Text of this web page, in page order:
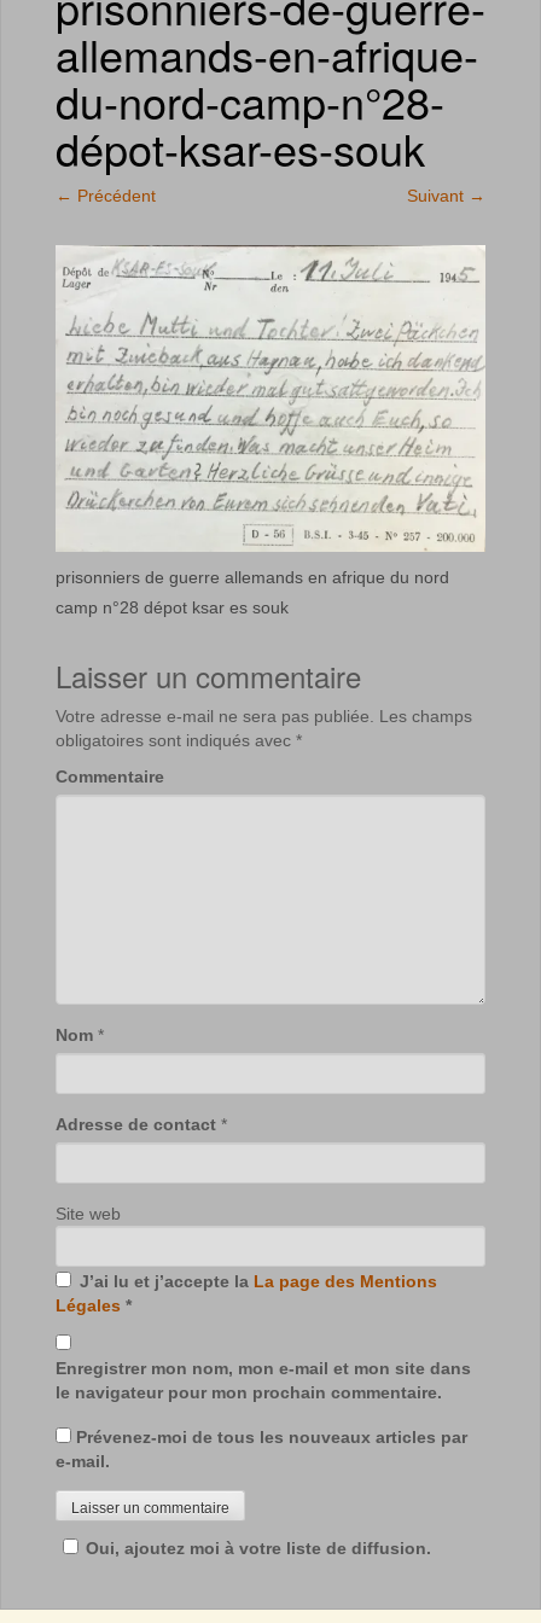
allemands-en-afrique-
du-nord-camp-n°28-
dépot-ksar-es-souk
← Précédent Suivant →
prisonniers de guerre allemands en afrique du nord
camp n°28 dépot ksar es souk
Laisser un commentaire
Votre adresse e-mail ne sera pas publiée. Les champs
obligatoires sont indiqués avec *
Commentaire
Nom *
Adresse de contact *
Site web
J’ai lu et j’accepte la La page des Mentions
Légales *
Enregistrer mon nom, mon e-mail et mon site dans
le navigateur pour mon prochain commentaire.
Prévenez-moi de tous les nouveaux articles par
e-mail.
Oui, ajoutez moi à votre liste de diffusion.